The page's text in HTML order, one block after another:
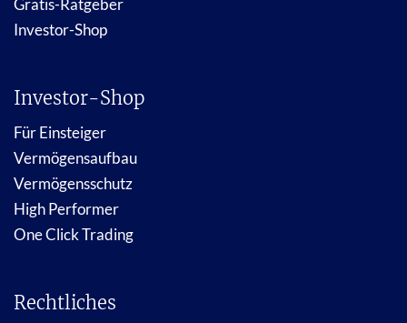
Gratis-Ratgeber
Investor-Shop
Investor-Shop
Für Einsteiger
Vermögensaufbau
Vermögensschutz
High Performer
One Click Trading
Rechtliches